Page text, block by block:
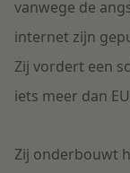
vanwege de
internet zijn
Zij vordert een
iets meer dan
Zij onderbouwt